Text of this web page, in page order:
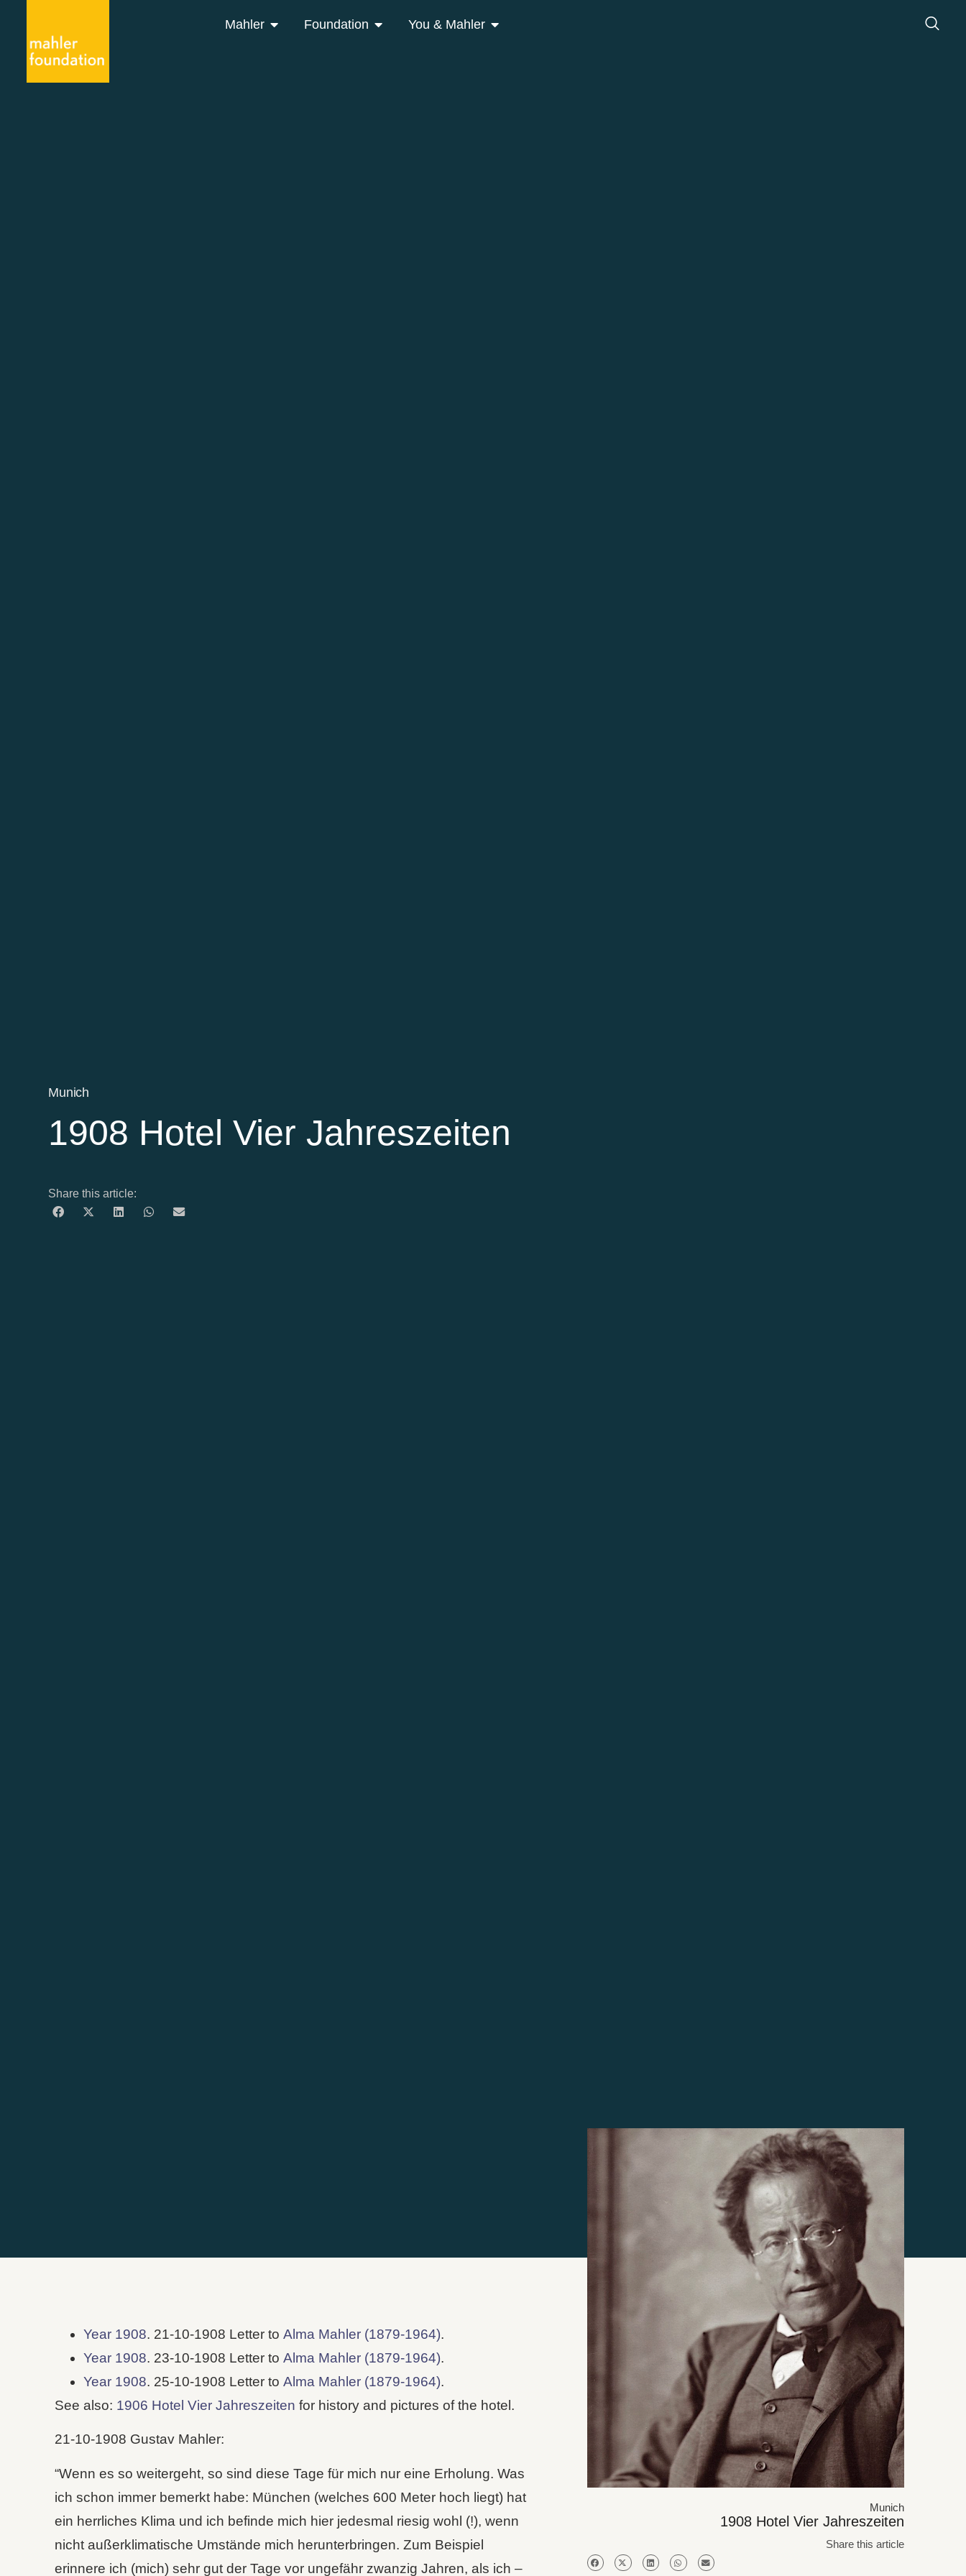
Mahler Foundation You & Mahler
Munich
1908 Hotel Vier Jahreszeiten
Share this article:
Year 1908. 21-10-1908 Letter toAlma Mahler (1879-1964).
Year 1908. 23-10-1908 Letter toAlma Mahler (1879-1964).
Year 1908. 25-10-1908 Letter toAlma Mahler (1879-1964).
See also: 1906 Hotel Vier Jahreszeiten for history and pictures of the hotel.
21-10-1908 Gustav Mahler:
“Wenn es so weitergeht, so sind diese Tage für mich nur eine Erholung. Was
ich schon immer bemerkt habe: München (welches 600 Meter hoch liegt) hat
ein herrliches Klima und ich befinde mich hier jedesmal riesig wohl (!), wenn
nicht außerklimatische Umstände mich herunterbringen. Zum Beispiel
erinnere ich (mich) sehr gut der Tage vor ungefähr zwanzig Jahren, als ich –
Munich
1908 Hotel Vier Jahreszeiten
Share this article